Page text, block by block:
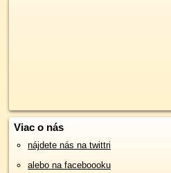
Viac o nás
nájdete nás na twittri
alebo na faceboooku